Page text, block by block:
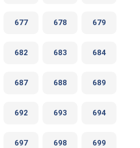
677 678 679
682 683 684
687 688 689
692 693 694
697 698 699